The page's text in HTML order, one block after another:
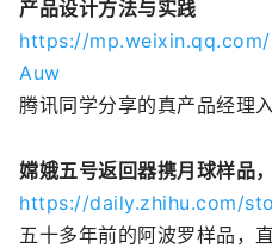
产品设计方法与实践
https://
Auw
腾讯同学分享的真产品经理
嫦娥五号返回器携月球样品
https://daily.zhihu.com/
五十多年前的阿波罗样品，